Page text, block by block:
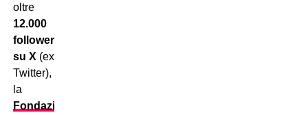
oltre
12.000
follower
su X (ex
Twitter),
la
Fondazione